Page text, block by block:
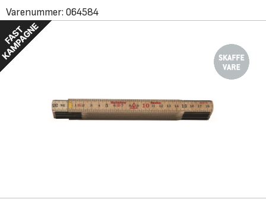
Varenummer: 064584